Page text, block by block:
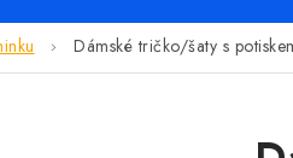
Dámské tričko/šaty s